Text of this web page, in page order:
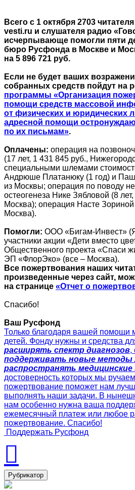
Всего с 1 октября 2703
vesti.ru и слушателя радио
исчерпывающе помогли пяти
бюро Русфонда в Москве и
на 5 896 721 руб.
Если не будет ваших
собранных средств пойдут на
программы «Организация
помощи средств массовой
от физических и юридических
адресной помощи
по их письмам».
Оплачены: операция на
(17 лет, 1 431 845 руб.,
специальными шлемами
Андрюше Платанюку (1 год) и
из Москвы; операция по поводу
остеогенеза Нике Зябловой (8
Москва); операция Насте Зориной
Москва).
Помогли: ООО «Бигам-Инвест»
участники акции «Дети вместо
Общественного проекта «Спаси
ЭП «ФлорЭко» (все – Москва).
Все пожертвования наших
произведенные через сайт,
на странице «Отчет о
Спасибо!
Ваш Русфонд
Только благодаря вашей помощи
детей. Фонду нужны и средства
расширять спектр диагнозов,
поддерживать новые методы
распространять медицинские
достоверность которых мы
пожертвование поможет нам
выполнять наши задачи. В
нам особенно нужна ваша
ежемесячный платеж или любое
пожертвование. Спасибо!
Поддержать Русфонд
Рубрикатор